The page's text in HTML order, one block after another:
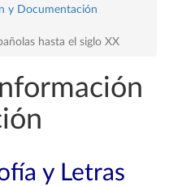
y Documentación
hasta el siglo XX
y Letras